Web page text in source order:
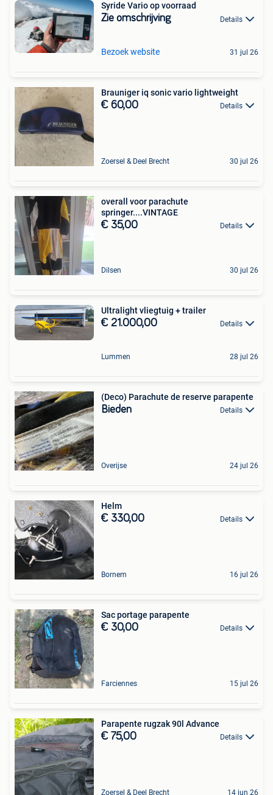
Syride Vario op voorraad
Zie omschrijving Details
Bezoek website 31 jul 26
Brauniger iq sonic vario lightweight
€ 60,00 Details
Zoersel & Deel Brecht 30 jul 26
overall voor parachute
springer....VINTAGE
€ 35,00 Details
Dilsen 30 jul 26
Ultralight vliegtuig + trailer
€ 21.000,00 Details
Lummen 28 jul 26
(Deco) Parachute de reserve parapente
Bieden Details
Overijse 24 jul 26
Helm
€ 330,00 Details
Bornem 16 jul 26
Sac portage parapente
€ 30,00 Details
Farciennes 15 jul 26
Parapente rugzak 90l Advance
€ 75,00 Details
Zoersel & Deel Brecht 14 jun 26